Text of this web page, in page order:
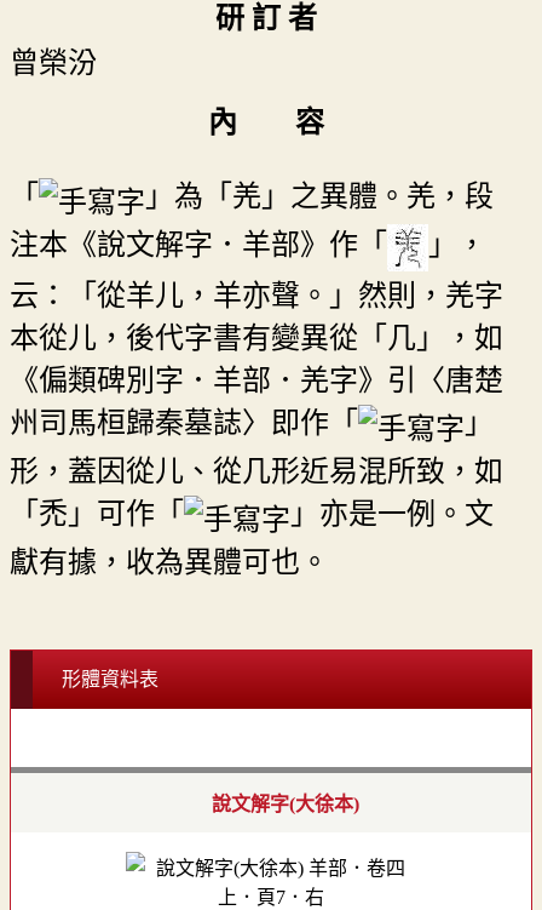
研 訂 者
曾榮汾
內 容
「
」為「羌」之異體。羌，段
注本《說文解字．羊部》作「
」，
云：「從羊儿，羊亦聲。」然則，羌字
本從儿，後代字書有變異從「几」，如
《偏類碑別字．羊部．羌字》引〈唐楚
州司馬桓歸秦墓誌〉即作「
」
形，蓋因從儿、從几形近易混所致，如
「禿」可作「
」亦是一例。文
獻有據，收為異體可也。
形體資料表
說文解字(大徐本)